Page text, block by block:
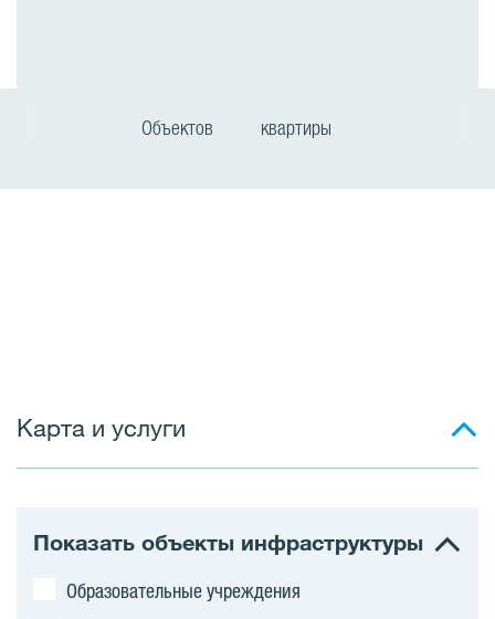
Объектов квартиры
Карта и услуги
Показать объекты инфраструктуры
Образовательные учреждения